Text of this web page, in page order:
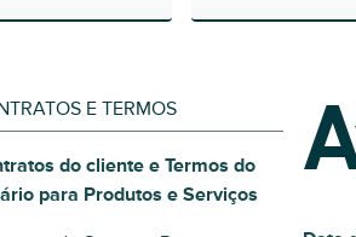
E TERMOS
do cliente e Termos do
para Produtos e Serviços